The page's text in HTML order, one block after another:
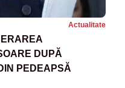
Actualitate
DUPĂ
PEDEAPSĂ